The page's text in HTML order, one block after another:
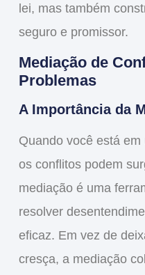
lei, mas também
seguro e promissor.
Mediação de
Problemas
A Importância da
Quando você está em
os conflitos podem
mediação é uma
resolver
eficaz. Em vez de
cresça, a mediação